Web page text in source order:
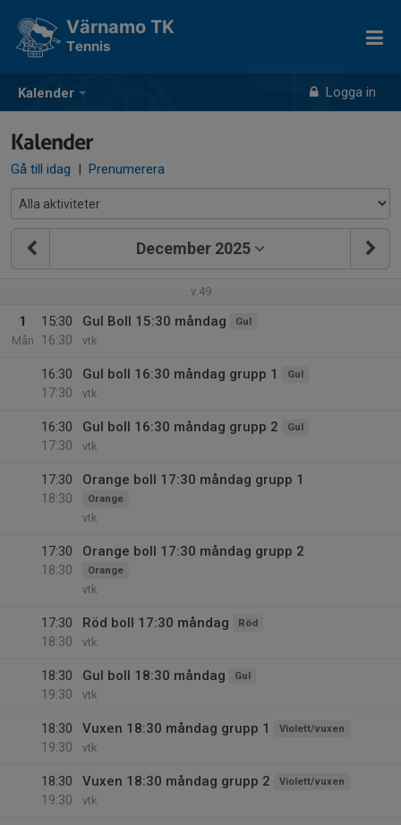
Kalender Logga in
Värnamo TK
Tennis
Kalender
Gå till idag | Prenumerera
December 2025
v.49
1
Mån
15:30
16:30
Gul Boll 15:30 måndag Gul
vtk
16:30
17:30
Gul boll 16:30 måndag grupp 1 Gul
vtk
16:30
17:30
Gul boll 16:30 måndag grupp 2 Gul
vtk
17:30
18:30
Orange boll 17:30 måndag grupp 1
Orange
vtk
17:30
18:30
Orange boll 17:30 måndag grupp 2
Orange
vtk
17:30
18:30
Röd boll 17:30 måndag Röd
vtk
18:30
19:30
Gul boll 18:30 måndag Gul
vtk
18:30
19:30
Vuxen 18:30 måndag grupp 1 Violett/vuxen
vtk
18:30
19:30
Vuxen 18:30 måndag grupp 2 Violett/vuxen
vtk